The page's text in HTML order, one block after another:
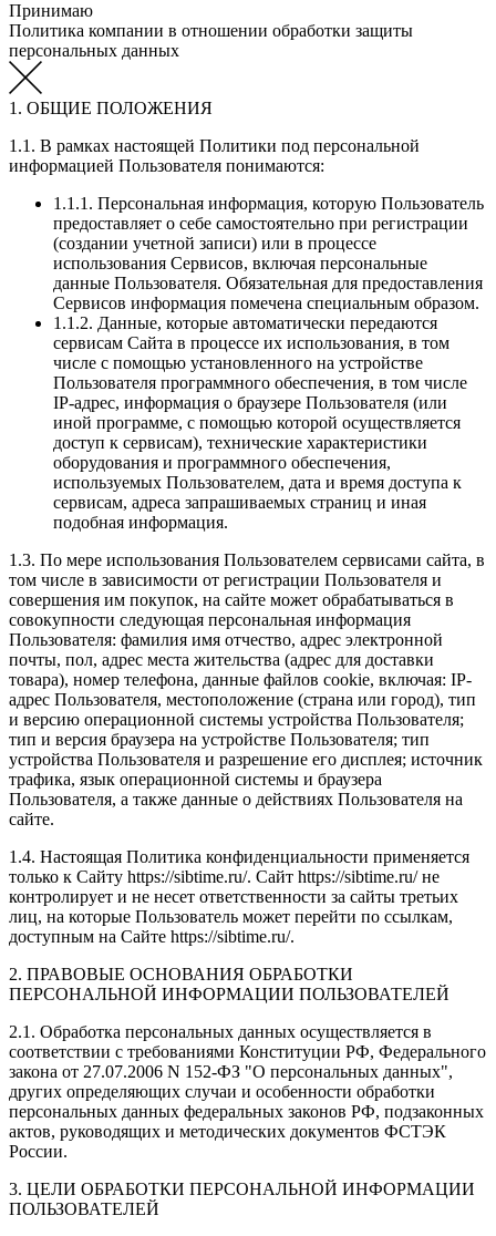
Принимаю
Политика компании в отношении обработки защиты
персональных данных
1. ОБЩИЕ ПОЛОЖЕНИЯ
1.1. В рамках настоящей Политики под персональной
информацией Пользователя понимаются:
1.1.1. Персональная информация, которую Пользователь
предоставляет о себе самостоятельно при регистрации
(создании учетной записи) или в процессе
использования Сервисов, включая персональные
данные Пользователя. Обязательная для предоставления
Сервисов информация помечена специальным образом.
1.1.2. Данные, которые автоматически передаются
сервисам Сайта в процессе их использования, в том
числе с помощью установленного на устройстве
Пользователя программного обеспечения, в том числе
IP-адрес, информация о браузере Пользователя (или
иной программе, с помощью которой осуществляется
доступ к сервисам), технические характеристики
оборудования и программного обеспечения,
используемых Пользователем, дата и время доступа к
сервисам, адреса запрашиваемых страниц и иная
подобная информация.
1.3. По мере использования Пользователем сервисами сайта, в
том числе в зависимости от регистрации Пользователя и
совершения им покупок, на сайте может обрабатываться в
совокупности следующая персональная информация
Пользователя: фамилия имя отчество, адрес электронной
почты, пол, адрес места жительства (адрес для доставки
товара), номер телефона, данные файлов cookie, включая: IP-
адрес Пользователя, местоположение (страна или город), тип
и версию операционной системы устройства Пользователя;
тип и версия браузера на устройстве Пользователя; тип
устройства Пользователя и разрешение его дисплея; источник
трафика, язык операционной системы и браузера
Пользователя, а также данные о действиях Пользователя на
сайте.
1.4. Настоящая Политика конфиденциальности применяется
только к Сайту https://sibtime.ru/. Сайт https://sibtime.ru/ не
контролирует и не несет ответственности за сайты третьих
лиц, на которые Пользователь может перейти по ссылкам,
доступным на Сайте https://sibtime.ru/.
2. ПРАВОВЫЕ ОСНОВАНИЯ ОБРАБОТКИ
ПЕРСОНАЛЬНОЙ ИНФОРМАЦИИ ПОЛЬЗОВАТЕЛЕЙ
2.1. Обработка персональных данных осуществляется в
соответствии с требованиями Конституции РФ, Федерального
закона от 27.07.2006 N 152-ФЗ "О персональных данных",
других определяющих случаи и особенности обработки
персональных данных федеральных законов РФ, подзаконных
актов, руководящих и методических документов ФСТЭК
России.
3. ЦЕЛИ ОБРАБОТКИ ПЕРСОНАЛЬНОЙ ИНФОРМАЦИИ
ПОЛЬЗОВАТЕЛЕЙ